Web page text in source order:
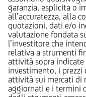
garanzia, esplicita o
all’accuratezza, alla
quotazioni, dati e/o
valutazione fondata
l’investitore che
relativa a strumenti
attività sopra indicate
investimento, i
attività sui mercati di
aggiornati e i termini